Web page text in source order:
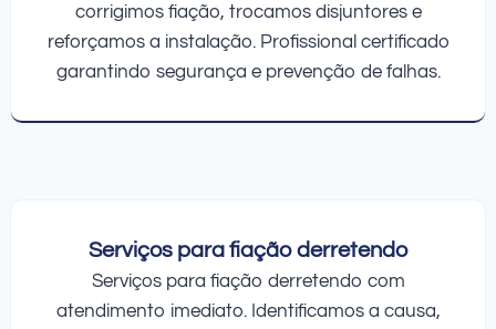
corrigimos fiação, trocamos disjuntores e
reforçamos a instalação. Profissional certificado
garantindo segurança e prevenção de falhas.
Serviços para fiação derretendo
Serviços para fiação derretendo com
atendimento imediato. Identificamos a causa,